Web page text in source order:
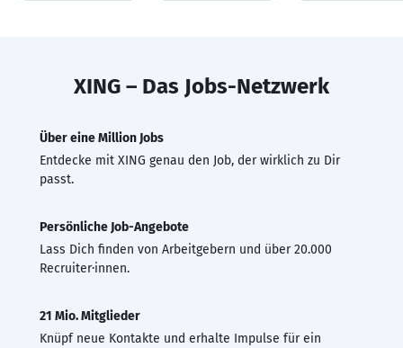
XING – Das Jobs-Netzwerk
Über eine Million Jobs
Entdecke mit XING genau den Job, der wirklich zu Dir
passt.
Persönliche Job-Angebote
Lass Dich finden von Arbeitgebern und über 20.000
Recruiter·innen.
21 Mio. Mitglieder
Knüpf neue Kontakte und erhalte Impulse für ein